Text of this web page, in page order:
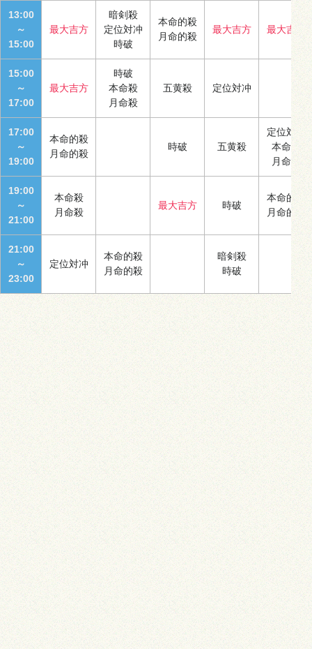
13:00
～
15:00
最大吉方
暗剣殺
定位対冲
時破
本命的殺
月命的殺
最大吉方 最大吉方
15:00
～
17:00
最大吉方
時破
本命殺
月命殺
五黄殺 定位対冲
17:00
～
19:00
本命的殺
月命的殺
時破 五黄殺
定位対冲
本命殺
月命殺
19:00
～
21:00
本命殺
月命殺
最大吉方 時破
本命的殺
月命的殺
21:00
～
23:00
定位対冲
本命的殺
月命的殺
暗剣殺
時破